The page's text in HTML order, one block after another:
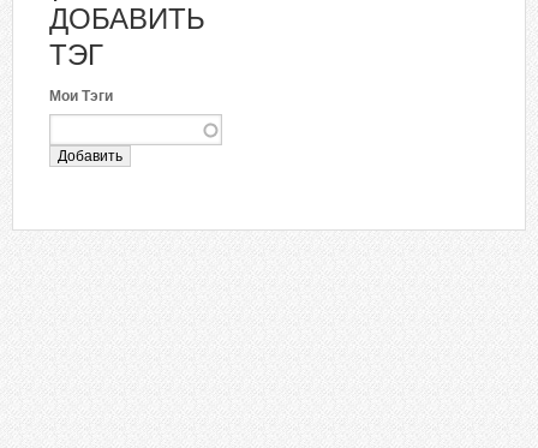
ДОБАВИТЬ
ТЭГ
Мои Тэги